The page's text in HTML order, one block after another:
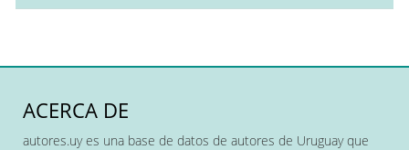
ACERCA DE
autores.uy es una base de datos de autores de Uruguay que